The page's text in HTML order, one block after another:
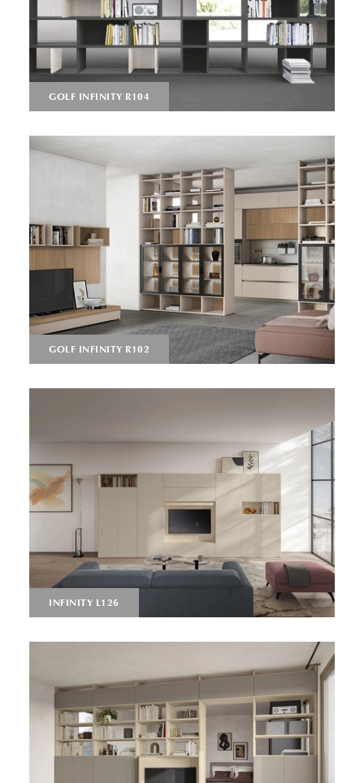
GOLF INFINITY R104
GOLF INFINITY R102
INFINITY L126